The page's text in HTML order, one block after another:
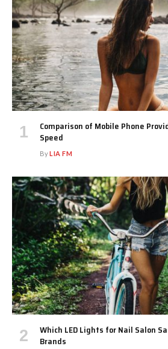
Comparison of Mobile Phone
Speed
ByLIA FM
Which LED Lights for Nail Salon
Brands